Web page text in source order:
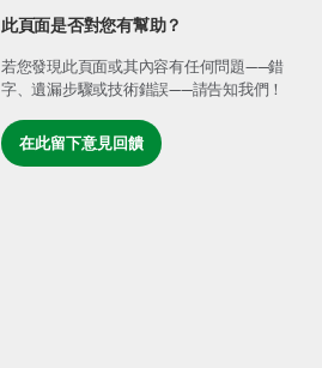
此頁面是否對您有幫助？
若您發現此頁面或其內容有任何問題——錯
字、遺漏步驟或技術錯誤——請告知我們！
在此留下意見回饋